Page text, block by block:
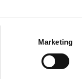
Marketing